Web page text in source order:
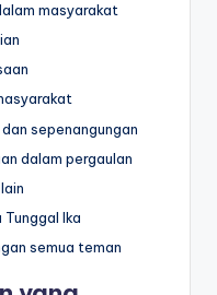
masyarakat
sepenangungan
dalam pergaulan
Ika
semua teman